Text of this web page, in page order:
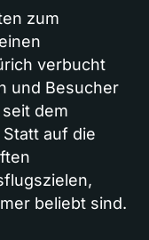
zum
verbucht
und Besucher
dem
Statt auf die
beliebt sind.